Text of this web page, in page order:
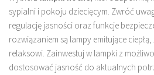
sypialni i pokoju dziecięcym. Zwróć
regulację jasności oraz funkcje
rozwiązaniem są lampy emitujące
relaksowi. Zainwestuj w lampki z
dostosować jasność do aktualnych